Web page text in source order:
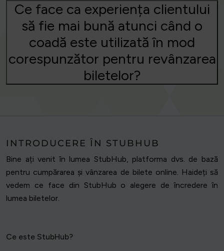
Ce face ca experiența clientului
să fie mai bună atunci când o
coadă este utilizată în mod
corespunzător pentru revânzarea
biletelor?
INTRODUCERE ÎN STUBHUB
Bine ați venit în lumea StubHub, platforma dvs. de bază
pentru cumpărarea și vânzarea de bilete online. Haideți să
vedem ce face din StubHub o alegere de încredere în
lumea biletelor.
Ce este StubHub?